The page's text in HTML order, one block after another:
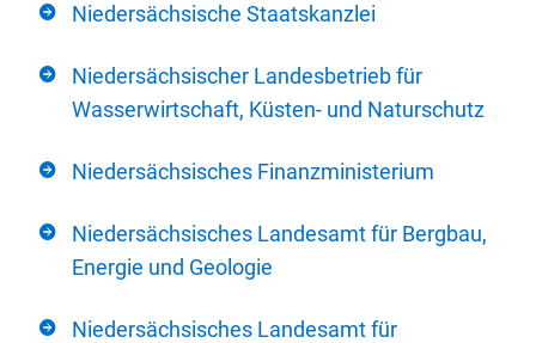
Niedersächsische Staatskanzlei
Niedersächsischer Landesbetrieb für
Wasserwirtschaft, Küsten- und Naturschutz
Niedersächsisches Finanzministerium
Niedersächsisches Landesamt für Bergbau,
Energie und Geologie
Niedersächsisches Landesamt für